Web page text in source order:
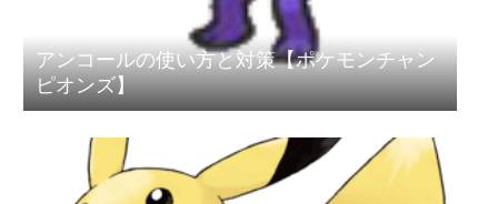
アンコールの使い方と対策【ポケモンチャン
ピオンズ】